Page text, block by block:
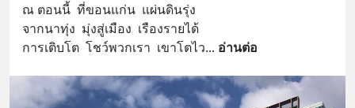
ณ ตอนนี้  ที่ขอนแก่น  แผ่นดินรุ่ง
จากนาทุ่ง  มุ่งสู่เมือง  เรืองรายได้
การเติบโต  โชว์พวกเรา  เขาโตไว... อ่านต่อ